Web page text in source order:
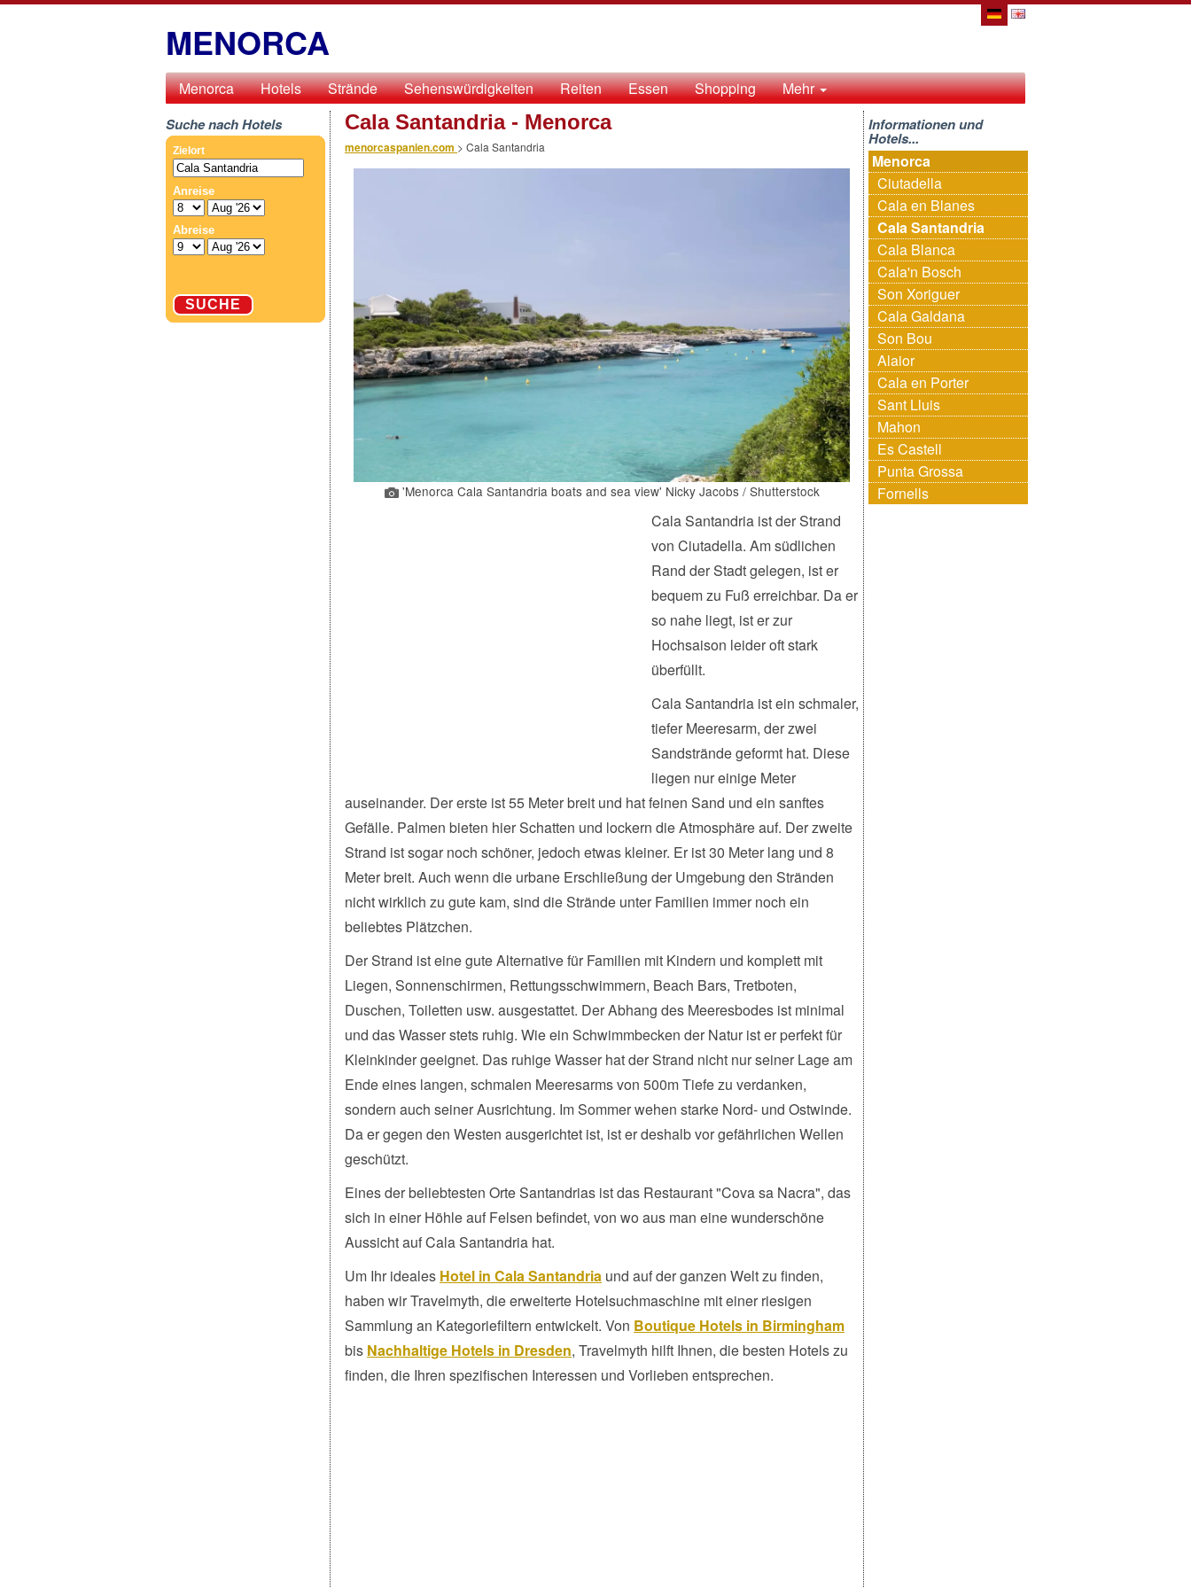
MENORCA
Menorca Hotels Strände Sehenswürdigkeiten Reiten Essen Shopping Mehr
Suche nach Hotels Cala Santandria - Menorca
menorcaspanien.com > Cala Santandria
'Menorca Cala Santandria boats and sea view' Nicky Jacobs / Shutterstock
Cala Santandria ist der Strand
von Ciutadella. Am südlichen
Rand der Stadt gelegen, ist er
bequem zu Fuß erreichbar. Da er
so nahe liegt, ist er zur
Hochsaison leider oft stark
überfüllt.
Cala Santandria ist ein schmaler,
tiefer Meeresarm, der zwei
Sandstrände geformt hat. Diese
liegen nur einige Meter
auseinander. Der erste ist 55 Meter breit und hat feinen Sand und ein sanftes
Gefälle. Palmen bieten hier Schatten und lockern die Atmosphäre auf. Der zweite
Strand ist sogar noch schöner, jedoch etwas kleiner. Er ist 30 Meter lang und 8
Meter breit. Auch wenn die urbane Erschließung der Umgebung den Stränden
nicht wirklich zu gute kam, sind die Strände unter Familien immer noch ein
beliebtes Plätzchen.
Der Strand ist eine gute Alternative für Familien mit Kindern und komplett mit
Liegen, Sonnenschirmen, Rettungsschwimmern, Beach Bars, Tretboten,
Duschen, Toiletten usw. ausgestattet. Der Abhang des Meeresbodes ist minimal
und das Wasser stets ruhig. Wie ein Schwimmbecken der Natur ist er perfekt für
Kleinkinder geeignet. Das ruhige Wasser hat der Strand nicht nur seiner Lage am
Ende eines langen, schmalen Meeresarms von 500m Tiefe zu verdanken,
sondern auch seiner Ausrichtung. Im Sommer wehen starke Nord- und Ostwinde.
Da er gegen den Westen ausgerichtet ist, ist er deshalb vor gefährlichen Wellen
geschützt.
Eines der beliebtesten Orte Santandrias ist das Restaurant "Cova sa Nacra", das
sich in einer Höhle auf Felsen befindet, von wo aus man eine wunderschöne
Aussicht auf Cala Santandria hat.
Um Ihr ideales Hotel in Cala Santandria und auf der ganzen Welt zu finden,
haben wir Travelmyth, die erweiterte Hotelsuchmaschine mit einer riesigen
Sammlung an Kategoriefiltern entwickelt. Von Boutique Hotels in Birmingham
bis Nachhaltige Hotels in Dresden, Travelmyth hilft Ihnen, die besten Hotels zu
finden, die Ihren spezifischen Interessen und Vorlieben entsprechen.
Informationen und
Hotels...
Menorca
Ciutadella
Cala en Blanes
Cala Santandria
Cala Blanca
Cala'n Bosch
Son Xoriguer
Cala Galdana
Son Bou
Alaior
Cala en Porter
Sant Lluis
Mahon
Es Castell
Punta Grossa
Fornells